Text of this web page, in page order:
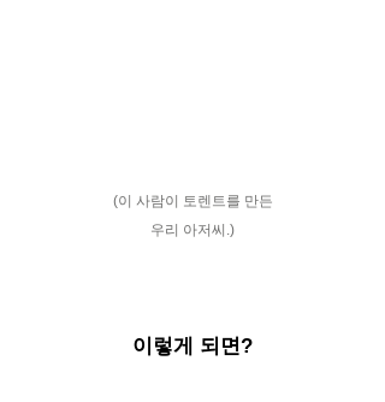
(이 사람이 토렌트를 만든
우리 아저씨.)
이렇게 되면?